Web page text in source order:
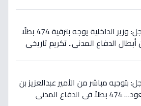
عاجل: وزير الداخلية يوجه بترقية 474 بطلًا
الدفاع المدني.. تكريم تاريخي
بتوجيه مباشر من الأمير عبدالعزيز بن
سعود… 474 بطلاً في الدفاع المدني